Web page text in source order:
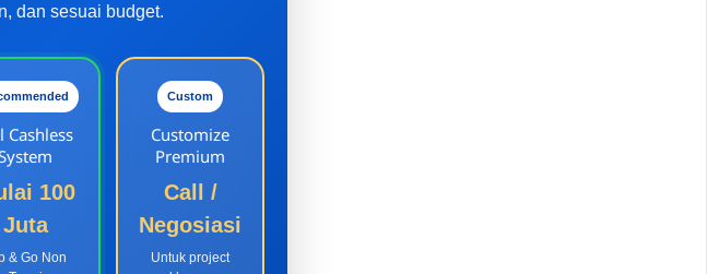
dan sesuai budget.
Cashless
100
Juta
& Go Non
Custom
Customize
Premium
Call /
Negosiasi
Untuk project